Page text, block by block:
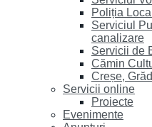
Poliția
Serviciul
canalizare
Servicii de
Cămin
Creșe,
Servicii online
Proiecte
Evenimente